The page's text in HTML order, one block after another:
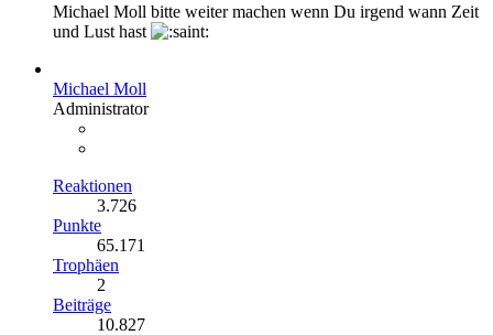
Michael Moll bitte weiter machen wenn Du irgend wann Zeit
und Lust hast
Michael Moll
Administrator
Reaktionen
3.726
Punkte
65.171
Trophäen
2
Beiträge
10.827